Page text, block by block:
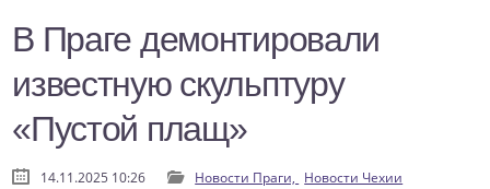
В Праге демонтировали
известную скульптуру
«Пустой плащ»
14.11.2025 10:26 Новости Праги, Новости Чехии